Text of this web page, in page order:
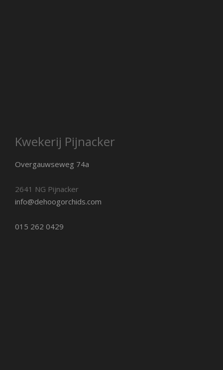
Kwekerij Pijnacker
Overgauwseweg 74a
2641 NG Pijnacker
info@dehoogorchids.com
015 262 0429